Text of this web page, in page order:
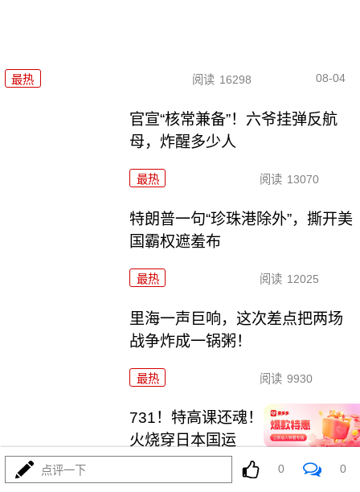
最热 阅读 16298 08-04
官宣“核常兼备”！六爷挂弹反航
母，炸醒多少人
最热 阅读 13070
特朗普一句“珍珠港除外”，撕开美
国霸权遮羞布
最热 阅读 12025
里海一声巨响，这次差点把两场
战争炸成一锅粥！
最热 阅读 9930
731！特高课还魂！高市早苗两把
火烧穿日本国运
5857
点评一下 0 0